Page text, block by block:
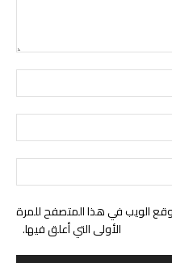
الويب في هذا المتصفح للمرة
الأولى التي أعلق فيها.